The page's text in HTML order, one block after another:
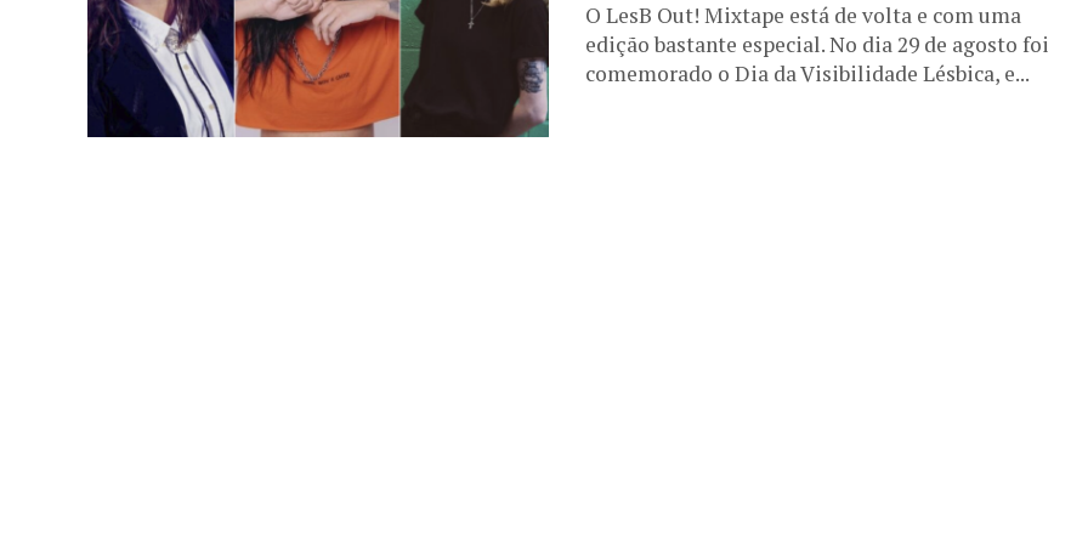
O LesB Out! Mixtape está de volta e com uma
edição bastante especial. No dia 29 de agosto foi
comemorado o Dia da Visibilidade Lésbica, e...